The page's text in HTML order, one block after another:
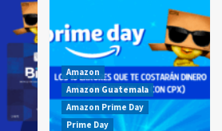
Amazon
Amazon Guatemala
Amazon Prime Day
Prime Day